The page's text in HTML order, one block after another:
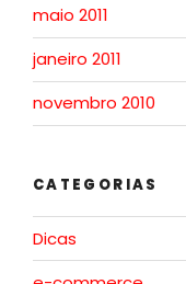
maio 2011
janeiro 2011
novembro 2010
CATEGORIAS
Dicas